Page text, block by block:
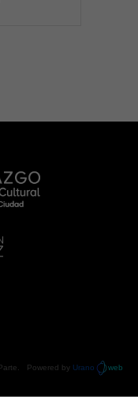
. Powered by Urano web